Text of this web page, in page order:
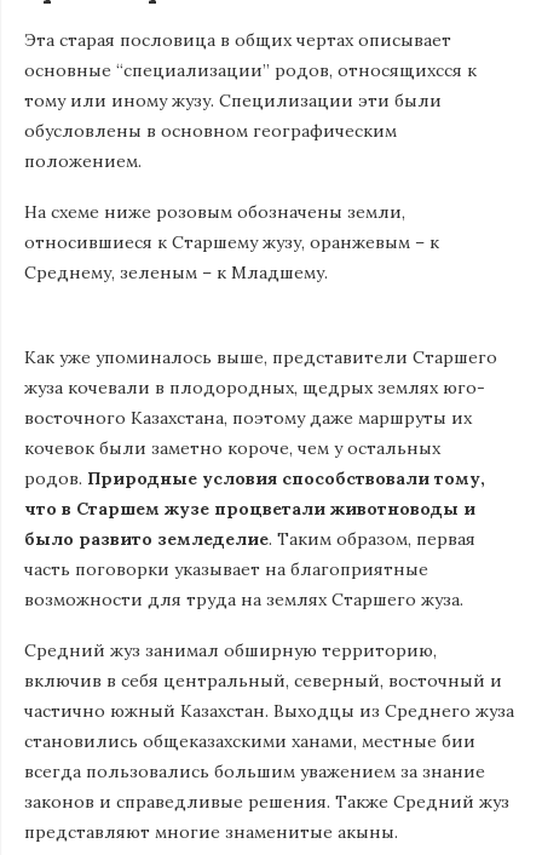
Эта старая пословица в общих чертах описывает
основные “специализации” родов, относящихсся к
тому или иному жузу. Специлизации эти были
обусловлены в основном географическим
положением.
На схеме ниже розовым обозначены земли,
относившиеся к Старшему жузу, оранжевым – к
Среднему, зеленым – к Младшему.
Как уже упоминалось выше, представители Старшего
жуза кочевали в плодородных, щедрых землях юго-
восточного Казахстана, поэтому даже маршруты их
кочевок были заметно короче, чем у остальных
родов. Природные условия способствовали тому,
что в Старшем жузе процветали животноводы и
было развито земледелие. Таким образом, первая
часть поговорки указывает на благоприятные
возможности для труда на землях Старшего жуза.
Средний жуз занимал обширную территорию,
включив в себя центральный, северный, восточный и
частично южный Казахстан. Выходцы из Среднего жуза
становились общеказахскими ханами, местные бии
всегда пользовались большим уважением за знание
законов и справедливые решения. Также Средний жуз
представляют многие знаменитые акыны.